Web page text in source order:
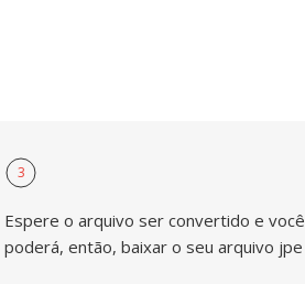
3
Espere o arquivo ser convertido e você
poderá, então, baixar o seu arquivo jpe